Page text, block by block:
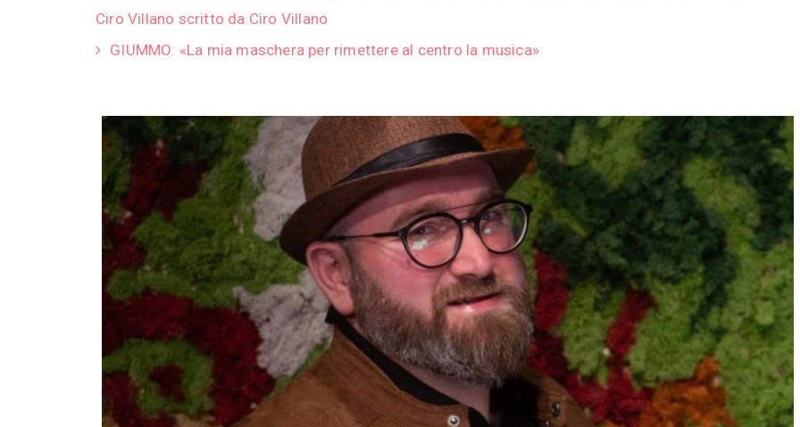
Ciro Villano scritto da Ciro Villano
GIUMMO: «La mia maschera per rimettere al centro la musica»